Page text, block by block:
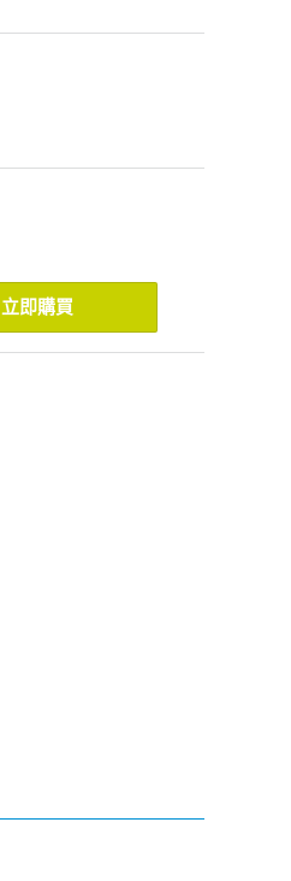
立即購買